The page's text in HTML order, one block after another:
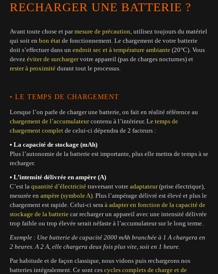
RECHARGER UNE BATTERIE ?
Avant toute chose et parmesure de précaution, utilisez toujours du matériel
qui soit en bon état de fonctionnement. Le chargement de votre batterie
doit s’effectuer dans un endroit sec et à température ambiante (20°C). Vous
devez éviter de surchargervotre appareil (pas de charges nocturnes) et
rester à proximité durant tout le processus.
• LE TEMPS DE CHARGEMENT
Lorsque l’on parle de charger une batterie, on fait en réalité référence au
chargement de l’accumulateurcontenu à l’intérieur. Le temps de
chargement complet de celui-ci dépendra de 2 facteurs :
• La capacité de stockage (mAh)
Plus l’autonomie de la batterie est importante, plus elle mettra de temps à se
recharger.
• L’intensité délivrée en ampère (A)
C’est la quantité d’électricité traversant votre adaptateur(prise électrique),
mesurée en ampère (symbole A). Plus l’ampérage délivré est élevé et plus le
chargement est rapide. Celui-ci sera à adapter en fonction de la capacité de
stockage de la batterie car recharger un appareil avec une intensité délivrée
trop faible ou trop élevée serait néfaste à l’accumulateur sur le long terme.
Exemple : Une batterie de capacité 2000 mAh branchée à 1 A chargera en
2 heures. A 2 A, elle chargera deux fois plus vite, soit en 1 heure.
Par habitude et de façon classique, nous vidons puis rechargeons nos
batteries intégralement. Ce sont ces cycles complets de charge et de